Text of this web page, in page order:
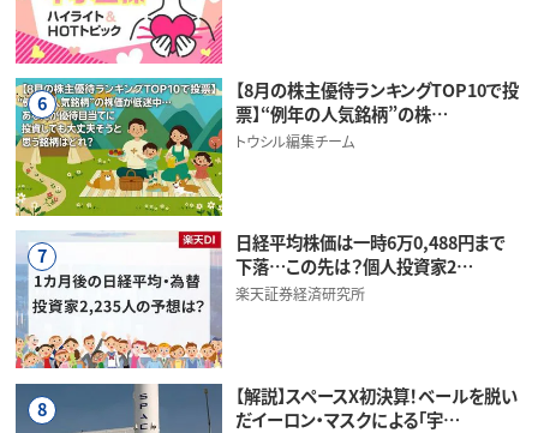
6
【8月の株主優待ランキングTOP10で投
票】“例年の人気銘柄”の株…
トウシル編集チーム
7
日経平均株価は一時6万0,488円まで
下落…この先は？個人投資家2…
楽天証券経済研究所
8
【解説】スペースX初決算！ベールを脱い
だイーロン・マスクによる「宇…